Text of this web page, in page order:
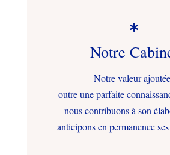

Notre
Notre valeur
outre une parfaite
nous contribuons à son
anticipons en permanence